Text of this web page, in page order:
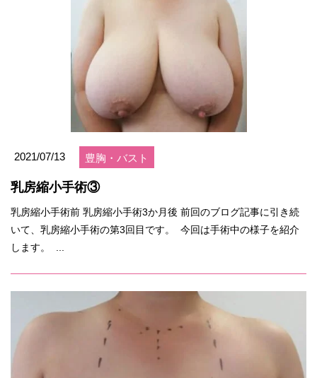
2021/07/13 豊胸・バスト
乳房縮小手術③
乳房縮小手術前 乳房縮小手術3か月後 前回のブログ記事に引き続
いて、乳房縮小手術の第3回目です。 今回は手術中の様子を紹介
します。 ...